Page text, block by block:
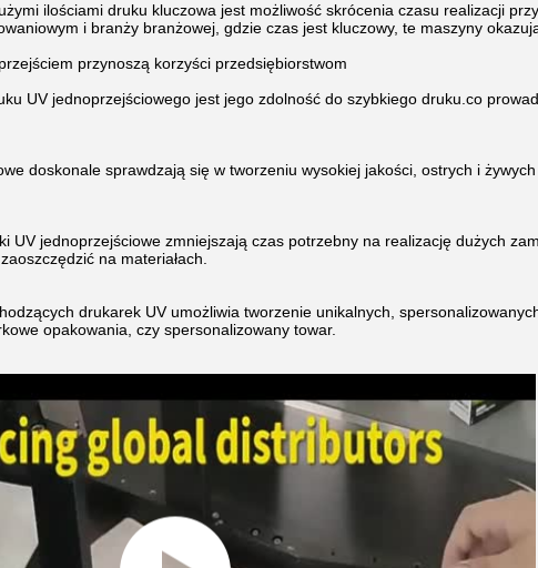
ilościami druku kluczowa jest możliwość skrócenia czasu realizacji
i branży branżowej, gdzie czas jest kluczowy, te maszyny
przynoszą korzyści przedsiębiorstwom
UV jednoprzejściowego jest jego zdolność do szybkiego druku.co
doskonale sprawdzają się w tworzeniu wysokiej jakości, ostrych i
UV jednoprzejściowe zmniejszają czas potrzebny na realizację dużych
na materiałach.
drukarek UV umożliwia tworzenie unikalnych,
opakowania, czy spersonalizowany towar.